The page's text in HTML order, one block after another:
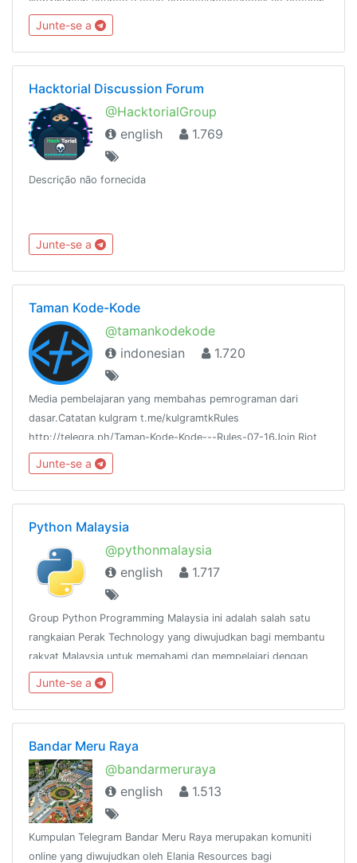
«кто» игнорируютсяdon't ask to askостальное в
@ru_arduinohttp://telegra.ph/ru-electronics-rulz-11-11
Junte-se a
Hacktorial Discussion Forum
@HacktorialGroup
english
1.769
Descrição não fornecida
Junte-se a
Taman Kode-Kode
@tamankodekode
indonesian
1.720
Media pembelajaran yang membahas pemrograman dari
dasar.Catatan kulgram t.me/kulgramtkRules
http://telegra.ph/Taman-Kode-Kode---Rules-07-16Join Riot
IM:https://riot.im/app/#/room/#tamankodekode:matrix.org
Junte-se a
Python Malaysia
@pythonmalaysia
english
1.717
Group Python Programming Malaysia ini adalah salah satu
rangkaian Perak Technology yang diwujudkan bagi membantu
rakyat Malaysia untuk memahami dan mempelajari dengan
lebih mendalam mengenai bahasa pengaturcaraan
Python.@peraktechnology
Junte-se a
Bandar Meru Raya
@bandarmeruraya
english
1.513
Kumpulan Telegram Bandar Meru Raya merupakan komuniti
online yang diwujudkan oleh Elania Resources bagi